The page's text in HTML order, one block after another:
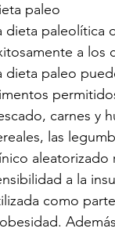
paleo
dieta paleolítica
a los
dieta paleo
carnes y
las
aleatorizado
a la
como